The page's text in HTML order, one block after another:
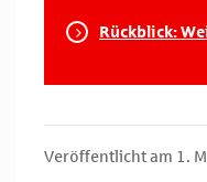
Rückblick:
Veröffentlicht am 1.